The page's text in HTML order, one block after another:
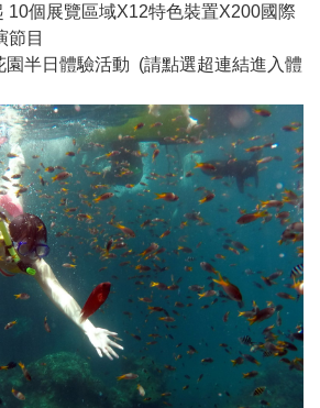
10個展覽區域X12特色裝置X200國際
節目
園半日體驗活動 (請點選超連結進入體